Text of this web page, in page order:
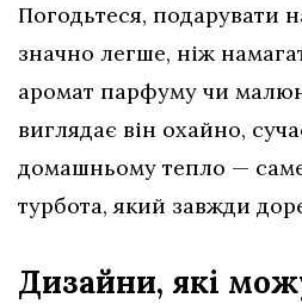
Погодьтеся, подарувати
значно легше, ніж
аромат парфуму чи
виглядає він охайно,
домашньому тепло —
турбота, який завжди
Дизайни, які